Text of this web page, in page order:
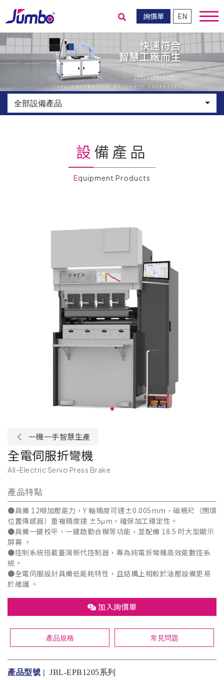
詢價單 EN
送出搜尋
全部設備產品
設備產品
Equipment Products
一機一手智慧生產
全電伺服折彎機
All-Electric Servo Press Brake
產品特點
●具備 12噸加壓能力，Y 軸精度可達±0.005mm，磁柵尺（閉環
位置傳感器）重複精度達 ±5μm，確保加工穩定性。
●具備一鍵校平、一鍵啟動合模等功能，並配備 18.5 吋大型顯示
屏幕 。
●控制系統搭載臺灣新代控制器，專為純電折彎機高效能數控系
統。
●全電伺服設計具備低能耗特性，且結構上相較於油壓設備更易
於維護 。
加入詢價單
產品規格 常見問題
產品型號 | JBL-EPB1205系列